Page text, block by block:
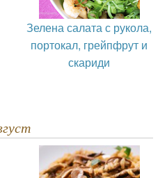
Зелена салата с рукола,
портокал, грейпфрут и
скариди